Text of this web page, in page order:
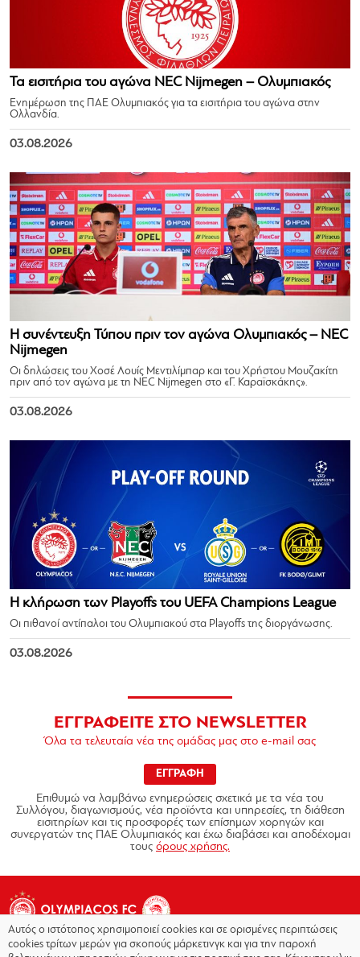
Τα εισιτήρια του αγώνα NEC Nijmegen – Ολυμπιακός
Ενημέρωση της ΠΑΕ Ολυμπιακός για τα εισιτήρια του αγώνα στην
Ολλανδία.
03.08.2026
Η συνέντευξη Τύπου πριν τον αγώνα Ολυμπιακός – NEC
Nijmegen
Οι δηλώσεις του Χοσέ Λουίς Μεντιλίμπαρ και του Χρήστου Μουζακίτη
πριν από τον αγώνα με τη NEC Nijmegen στο «Γ. Καραϊσκάκης».
03.08.2026
Η κλήρωση των Playoffs του UEFA Champions League
Οι πιθανοί αντίπαλοι του Ολυμπιακού στα Playoffs της διοργάνωσης.
03.08.2026
ΕΓΓΡΑΦΕΙΤΕ ΣΤΟ NEWSLETTER
Όλα τα τελευταία νέα της ομάδας μας στο e-mail σας
ΕΓΓΡΑΦΗ
Επιθυμώ να λαμβάνω ενημερώσεις σχετικά με τα νέα του
Συλλόγου, διαγωνισμούς, νέα προϊόντα και υπηρεσίες, τη διάθεση
εισιτηρίων και τις προσφορές των επίσημων χορηγών και
συνεργατών της ΠΑΕ Ολυμπιακός και έχω διαβάσει και αποδέχομαι
τους όρους χρήσης.
Αυτός ο ιστότοπος χρησιμοποιεί cookies και σε ορισμένες περιπτώσεις
cookies τρίτων μερών για σκοπούς μάρκετινγκ και για την παροχή